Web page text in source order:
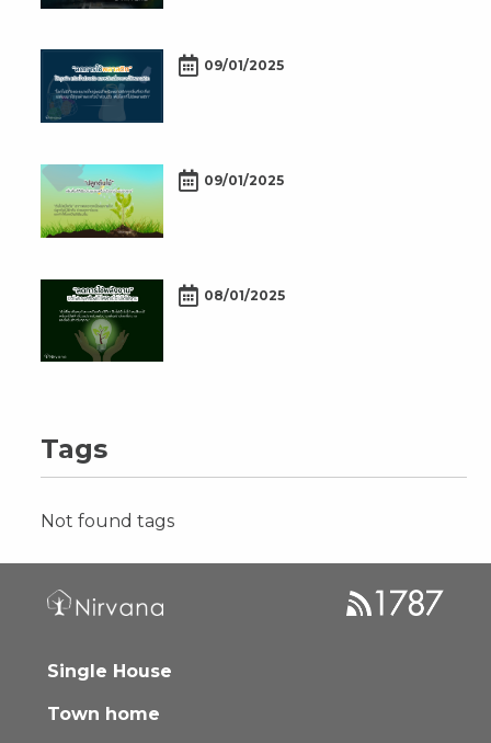
09/01/2025
09/01/2025
08/01/2025
Tags
Not found tags
Single House
Town home